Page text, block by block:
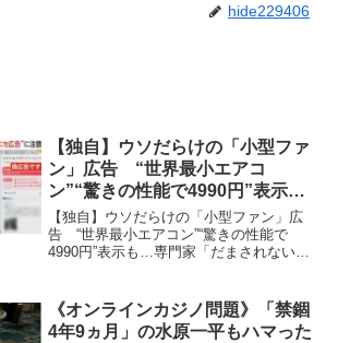
hide229406
【独自】ウソだらけの「小型ファ
ン」広告 “世界最小エアコ
ン”“驚きの性能で4990円”表示
も…専門家「だまされないで」
【独自】ウソだらけの「小型ファン」広
告 “世界最小エアコン”“驚きの性能で
4990円”表示も…専門家「だまされない
SNS上で相次ぐサーキュレーターの偽広
告。この記事の画像...
《オンラインカジノ問題》「禁錮
4年9ヵ月」の水原一平もハマった